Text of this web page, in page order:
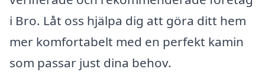
i Bro. Låt oss hjälpa dig att göra ditt hem
mer komfortabelt med en perfekt kamin
som passar just dina behov.